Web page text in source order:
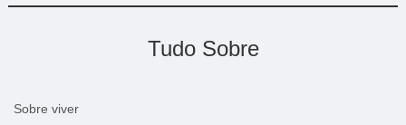
Tudo Sobre
Sobre viver